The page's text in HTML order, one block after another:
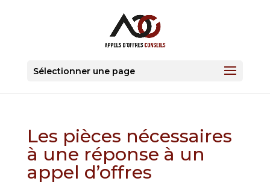
Sélectionner une page
Les pièces nécessaires
à une réponse à un
appel d’offres